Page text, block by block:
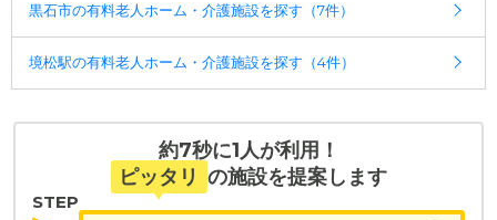
黒石市の有料老人ホーム・介護施設を探す（7件）
境松駅の有料老人ホーム・介護施設を探す（4件）
約7秒に1人が利用！
ピッタリ の施設を提案します
STEP